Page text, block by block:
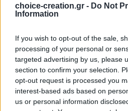
choice-creation.gr - Do Not
Information
If you wish to opt-out of the sale,
processing of your personal or
targeted advertising by us, please
section to confirm your selection.
opt-out request is processed you
interest-based ads based on
us or personal information